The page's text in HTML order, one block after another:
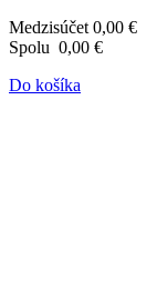
Medzisúčet 0,00 €
Spolu 0,00 €
Do košíka